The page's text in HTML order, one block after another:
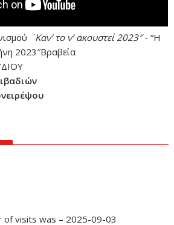
¨Καν’ το ν’ ακουστεί 2023″- “Η
2023″Βραβεία
of visits was – 2025-09-03